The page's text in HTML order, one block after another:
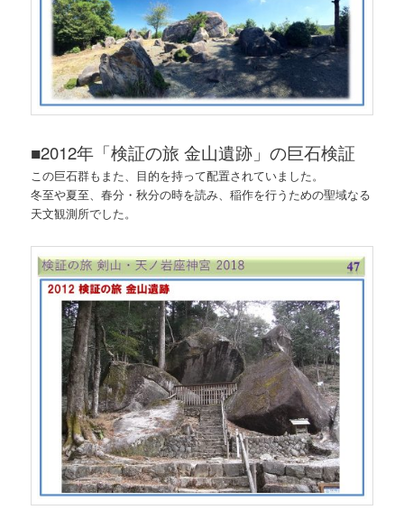
■2012年「検証の旅 金山遺跡」の巨石検証
この巨石群もまた、目的を持って配置されていました。
冬至や夏至、春分・秋分の時を読み、稲作を行うための聖域なる
天文観測所でした。